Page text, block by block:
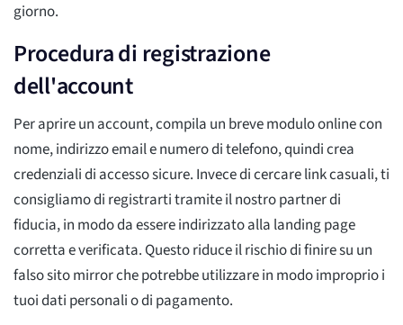
giorno.
Procedura di registrazione
dell'account
Per aprire un account, compila un breve modulo online con
nome, indirizzo email e numero di telefono, quindi crea
credenziali di accesso sicure. Invece di cercare link casuali, ti
consigliamo di registrarti tramite il nostro partner di
fiducia, in modo da essere indirizzato alla landing page
corretta e verificata. Questo riduce il rischio di finire su un
falso sito mirror che potrebbe utilizzare in modo improprio i
tuoi dati personali o di pagamento.